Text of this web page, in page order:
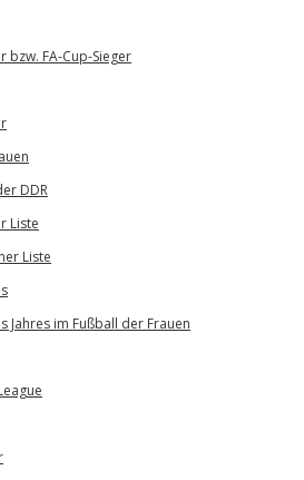
bzw. FA-Cup-Sieger
DDR
Liste
Liste
Jahres im Fußball der Frauen